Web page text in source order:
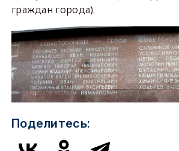
граждан города).
Поделитесь: